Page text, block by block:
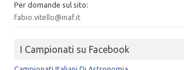
Per domande sul sito:
fabio.vitello@inaf.it
I Campionati su Facebook